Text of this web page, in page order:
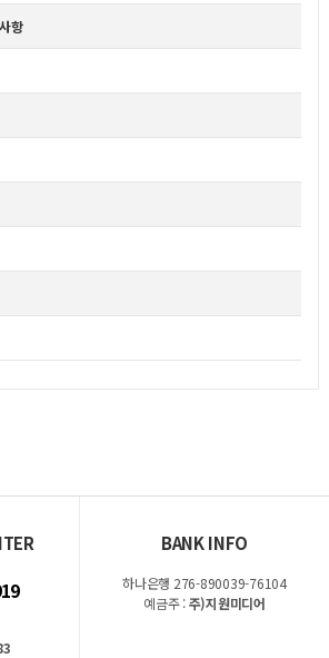
항
BANK INFO
하나은행 276-890039-76104
예금주 :주)지원미디어